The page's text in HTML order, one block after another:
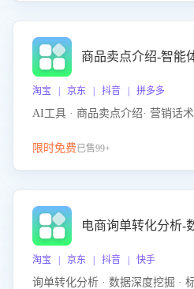
商品卖点介绍-智能
淘宝 | 京东 | 抖音 | 拼多多
AI工具 · 商品卖点介绍· 营销话
限时免费已售99+
电商询单转化分析-
淘宝 | 京东 | 抖音 | 快手
询单转化分析 · 数据深度挖掘 ·